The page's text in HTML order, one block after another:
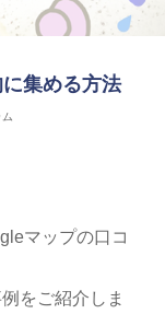
集める方法
マップの口コ
をご紹介しま